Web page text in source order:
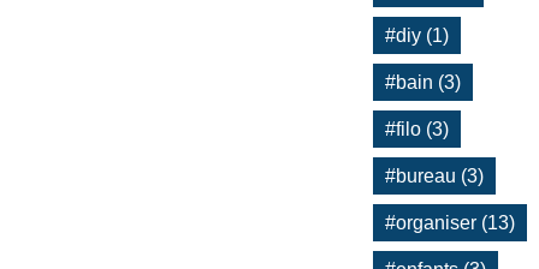
#diy (1)
#bain (3)
#filo (3)
#bureau (3)
#organiser (13)